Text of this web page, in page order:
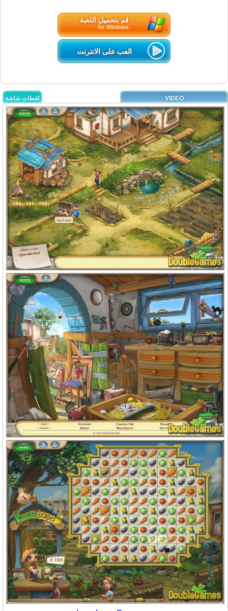
قم بتحميل اللعبة
for Windows
العب على الانترنت
لقطات شاشة VIDEO